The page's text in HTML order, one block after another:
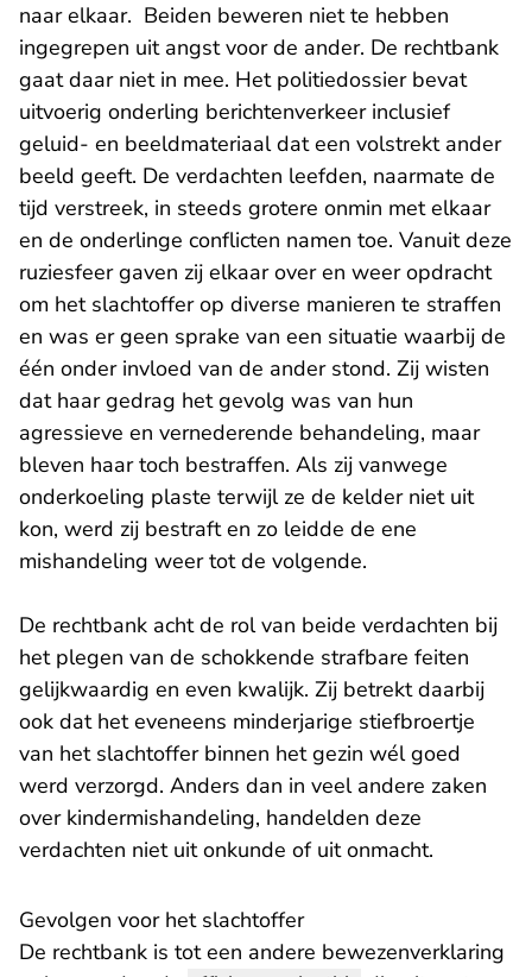
naar elkaar. Beiden beweren niet te hebben
ingegrepen uit angst voor de ander. De rechtbank
gaat daar niet in mee. Het politiedossier bevat
uitvoerig onderling berichtenverkeer inclusief
geluid- en beeldmateriaal dat een volstrekt ander
beeld geeft. De verdachten leefden, naarmate de
tijd verstreek, in steeds grotere onmin met elkaar
en de onderlinge conflicten namen toe. Vanuit deze
ruziesfeer gaven zij elkaar over en weer opdracht
om het slachtoffer op diverse manieren te straffen
en was er geen sprake van een situatie waarbij de
één onder invloed van de ander stond. Zij wisten
dat haar gedrag het gevolg was van hun
agressieve en vernederende behandeling, maar
bleven haar toch bestraffen. Als zij vanwege
onderkoeling plaste terwijl ze de kelder niet uit
kon, werd zij bestraft en zo leidde de ene
mishandeling weer tot de volgende.
De rechtbank acht de rol van beide verdachten bij
het plegen van de schokkende strafbare feiten
gelijkwaardig en even kwalijk. Zij betrekt daarbij
ook dat het eveneens minderjarige stiefbroertje
van het slachtoffer binnen het gezin wél goed
werd verzorgd. Anders dan in veel andere zaken
over kindermishandeling, handelden deze
verdachten niet uit onkunde of uit onmacht.
Gevolgen voor het slachtoffer
De rechtbank is tot een andere bewezenverklaring